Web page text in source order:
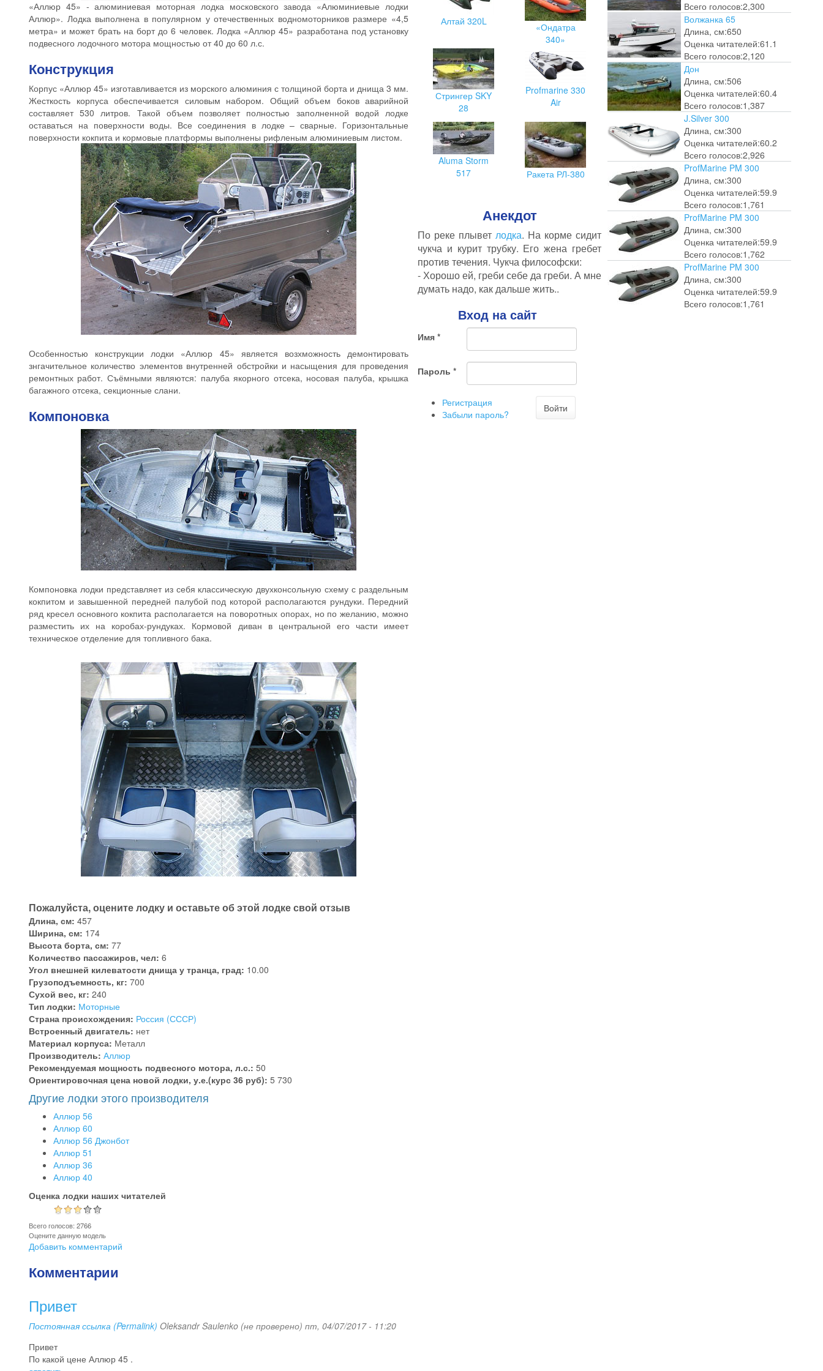
«Аллюр 45» - алюминиевая моторная лодка московского завода «Алюминиевые лодки
Аллюр». Лодка выполнена в популярном у отечественных водномоторников размере «4,5
метра» и может брать на борт до 6 человек. Лодка «Аллюр 45» разработана под установку
подвесного лодочного мотора мощностью от 40 до 60 л.с.
Конструкция
Корпус «Аллюр 45» изготавливается из морского алюминия с толщиной борта и днища 3 мм.
Жесткость корпуса обеспечивается силовым набором. Общий объем боков аварийной
составляет 530 литров. Такой объем позволяет полностью заполненной водой лодке
оставаться на поверхности воды. Все соединения в лодке – сварные. Горизонтальные
поверхности кокпита и кормовые платформы выполнены рифленым алюминиевым листом.
Особенностью конструкции лодки «Аллюр 45» является возхможность демонтировать
знгачительное количество элементов внутренней обстройки и насыщения для проведения
ремонтных работ. Съёмными являются: палуба якорного отсека, носовая палуба, крышка
багажного отсека, секционные слани.
Компоновка
Компоновка лодки представляет из себя классическую двухконсольную схему с раздельным
кокпитом и завышенной передней палубой под которой располагаются рундуки. Передний
ряд кресел основного кокпита располагается на поворотных опорах, но по желанию, можно
разместить их на коробах-рундуках. Кормовой диван в центральной его части имеет
техническое отделение для топливного бака.
Пожалуйста, оцените лодку и оставьте об этой лодке свой отзыв
Длина, см: 457
Ширина, см: 174
Высота борта, см: 77
Количество пассажиров, чел: 6
Угол внешней килеватости днища у транца, град: 10.00
Грузоподъемность, кг: 700
Сухой вес, кг: 240
Тип лодки: Моторные
Страна происхождения: Россия (СССР)
Встроенный двигатель: нет
Материал корпуса: Металл
Производитель: Аллюр
Рекомендуемая мощность подвесного мотора, л.с.: 50
Ориентировочная цена новой лодки, у.е.(курс 36 руб): 5 730
Другие лодки этого производителя
Аллюр 56
Аллюр 60
Аллюр 56 Джонбот
Аллюр 51
Аллюр 36
Аллюр 40
Оценка лодки наших читателей
Всего голосов: 2766
Оцените данную модель
Добавить комментарий
Комментарии
Привет
Постоянная ссылка (Permalink) Oleksandr Saulenko (не проверено) пт, 04/07/2017 - 11:20
Привет
По какой цене Аллюр 45 .
Алтай 320L
«Ондатра
340»
Стрингер SKY
28
Profmarine 330
Air
Aluma Storm
517
Ракета РЛ-380
Анекдот
По реке плывет лодка. На корме сидит
чукча и курит трубку. Его жена гребет
против течения. Чукча философски:
- Хорошо ей, греби себе да греби. А мне
думать надо, как дальше жить..
Вход на сайт
Имя *
Пароль *
Регистрация
Забыли пароль?
Войти
Всего голосов:2,300
Волжанка 65
Длина, см:650
Оценка читателей:61.1
Всего голосов:2,120
Дон
Длина, см:506
Оценка читателей:60.4
Всего голосов:1,387
J.Silver 300
Длина, см:300
Оценка читателей:60.2
Всего голосов:2,926
ProfMarine PM 300
Длина, см:300
Оценка читателей:59.9
Всего голосов:1,761
ProfMarine PM 300
Длина, см:300
Оценка читателей:59.9
Всего голосов:1,762
ProfMarine PM 300
Длина, см:300
Оценка читателей:59.9
Всего голосов:1,761